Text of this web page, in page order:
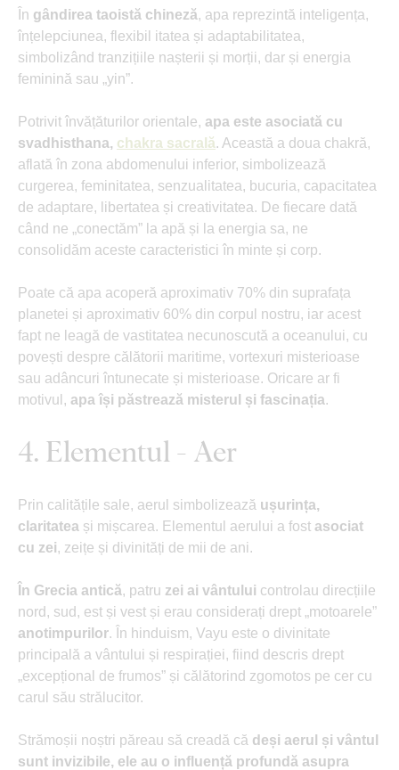
În gândirea taoistă chineză, apa reprezintă inteligența,
înțelepciunea, flexibil itatea și adaptabilitatea,
simbolizând tranzițiile nașterii și morții, dar și energia
feminină sau „yin”.
Potrivit învățăturilor orientale, apa este asociată cu
svadhisthana, chakra sacrală. Această a doua chakră,
aflată în zona abdomenului inferior, simbolizează
curgerea, feminitatea, senzualitatea, bucuria, capacitatea
de adaptare, libertatea și creativitatea. De fiecare dată
când ne „conectăm” la apă și la energia sa, ne
consolidăm aceste caracteristici în minte și corp.
Poate că apa acoperă aproximativ 70% din suprafața
planetei și aproximativ 60% din corpul nostru, iar acest
fapt ne leagă de vastitatea necunoscută a oceanului, cu
povești despre călătorii maritime, vortexuri misterioase
sau adâncuri întunecate și misterioase. Oricare ar fi
motivul, apa își păstrează misterul și fascinația.
4. Elementul - Aer
Prin calitățile sale, aerul simbolizează ușurința,
claritatea și mișcarea. Elementul aerului a fost asociat
cu zei, zeițe și divinități de mii de ani.
În Grecia antică, patru zei ai vântului controlau direcțiile
nord, sud, est și vest și erau considerați drept „motoarele”
anotimpurilor. În hinduism, Vayu este o divinitate
principală a vântului și respirației, fiind descris drept
„excepțional de frumos” și călătorind zgomotos pe cer cu
carul său strălucitor.
Strămoșii noștri păreau să creadă că deși aerul și vântul
sunt invizibile, ele au o influență profundă asupra